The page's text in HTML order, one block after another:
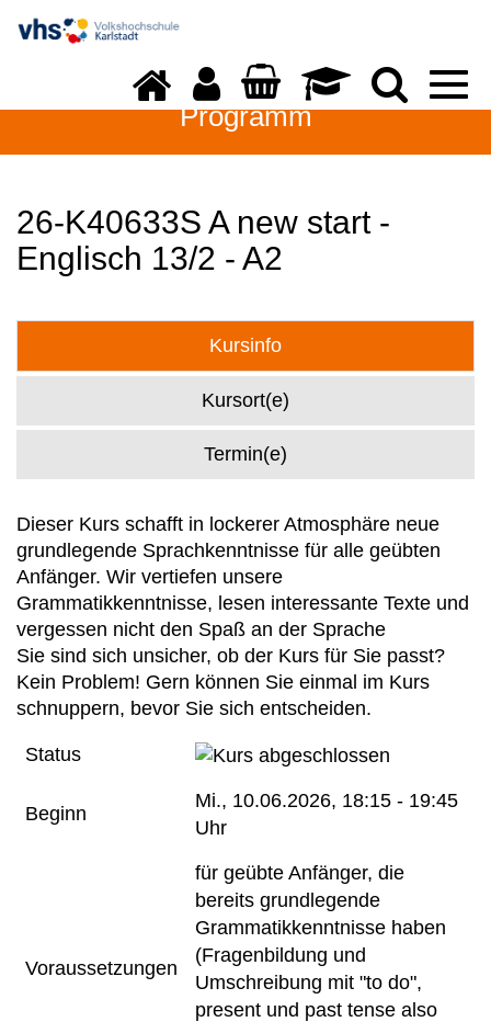
Programm
26-K40633S A new start -
Englisch 13/2 - A2
Kursinfo
Kursort(e)
Termin(e)
Dieser Kurs schafft in lockerer Atmosphäre neue
grundlegende Sprachkenntnisse für alle geübten
Anfänger. Wir vertiefen unsere
Grammatikkenntnisse, lesen interessante Texte und
vergessen nicht den Spaß an der Sprache
Sie sind sich unsicher, ob der Kurs für Sie passt?
Kein Problem! Gern können Sie einmal im Kurs
schnuppern, bevor Sie sich entscheiden.
Status
Beginn
Mi., 10.06.2026, 18:15 - 19:45
Uhr
Voraussetzungen
für geübte Anfänger, die
bereits grundlegende
Grammatikkenntnisse haben
(Fragenbildung und
Umschreibung mit "to do",
present und past tense also